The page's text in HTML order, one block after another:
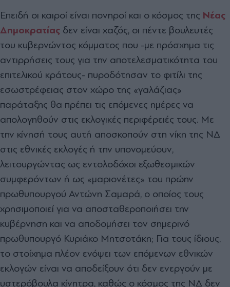
Επειδή οι καιροί είναι πονηροί και ο κόσμος της Νέας
Δημοκρατίας δεν είναι χαζός, οι πέντε βουλευτές
του κυβερνώντος κόμματος που -με πρόσχημα τις
αντιρρήσεις τους για την αποτελεσματικότητα του
επιτελικού κράτους- πυροδότησαν το φιτίλι της
εσωστρέφειας στον χώρο της «γαλάζιας»
παράταξης θα πρέπει τις επόμενες ημέρες να
απολογηθούν στις εκλογικές περιφέρειές τους. Με
την κίνησή τους αυτή αποσκοπούν στη νίκη της ΝΔ
στις εθνικές εκλογές ή την υπονομεύουν,
λειτουργώντας ως εντολοδόχοι εξωθεσμικών
συμφερόντων ή ως «μαριονέτες» του πρώην
πρωθυπουργού Αντώνη Σαμαρά, ο οποίος τους
χρησιμοποιεί για να αποσταθεροποιήσει την
κυβέρνηση και να αποδομήσει τον σημερινό
πρωθυπουργό Κυριάκο Μητσοτάκη; Για τους ίδιους,
το στοίχημα πλέον ενόψει των επόμενων εθνικών
εκλογών είναι να αποδείξουν ότι δεν ενεργούν με
υστερόβουλα κίνητρα, καθώς ο κόσμος της ΝΔ δεν